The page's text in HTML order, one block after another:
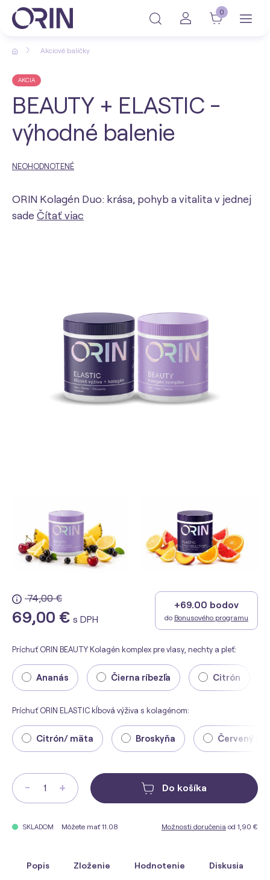
0
Akciové balíčky
AKCIA
BEAUTY + ELASTIC -
výhodné balenie
NEOHODNOTENÉ
ORIN Kolagén Duo: krása, pohyb a vitalita v jednej
sade Čítať viac
74,00 €
69,00 € s DPH
+69.00 bodov
do Bonusového programu
Príchuť ORIN BEAUTY Kolagén komplex pre vlasy, nechty a pleť:
Ananás Čierna ríbezľa Citrón
Príchuť ORIN ELASTIC kĺbová výživa s kolagénom:
Citrón/ mäta Broskyňa Červený
- + Do košíka
SKLADOM Môžete mať 11.08 Možnosti doručenia od 1,90 €
Popis Zloženie Hodnotenie Diskusia